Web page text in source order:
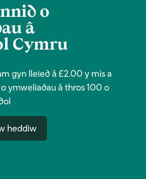
o
â
Cymru
gyn lleied â £2.00 y mis a
ymweliadau â thros 100 o
heddiw